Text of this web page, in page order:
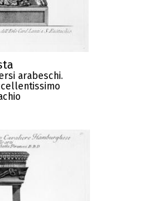
arabeschi.